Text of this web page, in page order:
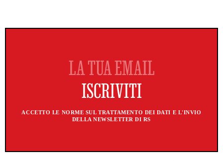
ACCETTO LE NORME SUL TRATTAMENTO DEI DATI E L'INVIO
DELLA NEWSLETTER DI RS